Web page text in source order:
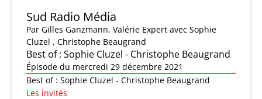
Sud Radio Média
Par Gilles Ganzmann, Valérie Expert avec Sophie
Cluzel , Christophe Beaugrand
Best of : Sophie Cluzel - Christophe Beaugrand
Épisode du mercredi 29 décembre 2021
Best of : Sophie Cluzel - Christophe Beaugrand
Les invités